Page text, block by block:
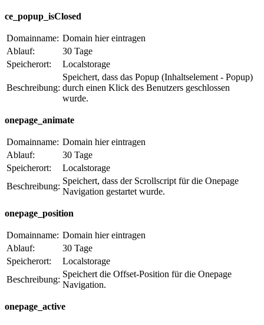
ce_popup_isClosed
Domainname: Domain hier eintragen
Ablauf:
30 Tage
Speicherort:
Localstorage
Beschreibung:
Speichert, dass das Popup (Inhaltselement - Popup)
durch einen Klick des Benutzers geschlossen
wurde.
onepage_animate
Domainname: Domain hier eintragen
Ablauf:
30 Tage
Speicherort:
Localstorage
Beschreibung:
Speichert, dass der Scrollscript für die Onepage
Navigation gestartet wurde.
onepage_position
Domainname: Domain hier eintragen
Ablauf:
30 Tage
Speicherort:
Localstorage
Beschreibung:
Speichert die Offset-Position für die Onepage
Navigation.
onepage_active